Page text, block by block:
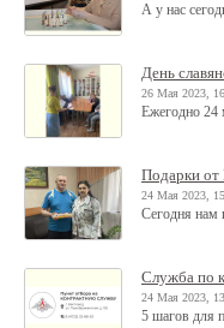
А у нас
День
26 Мая 2023,
Ежегодно 24
Подарки от
24 Мая 2023,
Сегодня нам
Служба по
24 Мая 2023,
5 шагов для